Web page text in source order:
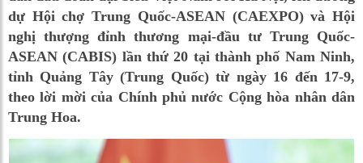
dự Hội chợ Trung Quốc-ASEAN (CAEXPO) và Hội
nghị thượng đỉnh thương mại-đầu tư Trung Quốc-
ASEAN (CABIS) lần thứ 20 tại thành phố Nam Ninh,
tỉnh Quảng Tây (Trung Quốc) từ ngày 16 đến 17-9,
theo lời mời của Chính phủ nước Cộng hòa nhân dân
Trung Hoa.